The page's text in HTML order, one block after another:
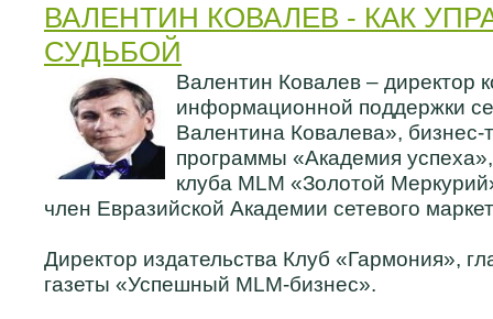
ВАЛЕНТИН КОВАЛЕВ - КАК
СУДЬБОЙ
Валентин Ковалев – директор
информационной поддержки
Валентина Ковалева», бизнес-
программы «Академия
клуба MLM «Золотой
член Евразийской Академии сетевого
Директор издательства Клуб «Гармония»,
газеты «Успешный MLM-бизнес».